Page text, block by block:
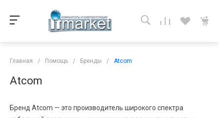
Главная / Помощь / Бренды / Atcom
Atcom
Бренд Atcom — это производитель широкого спектра